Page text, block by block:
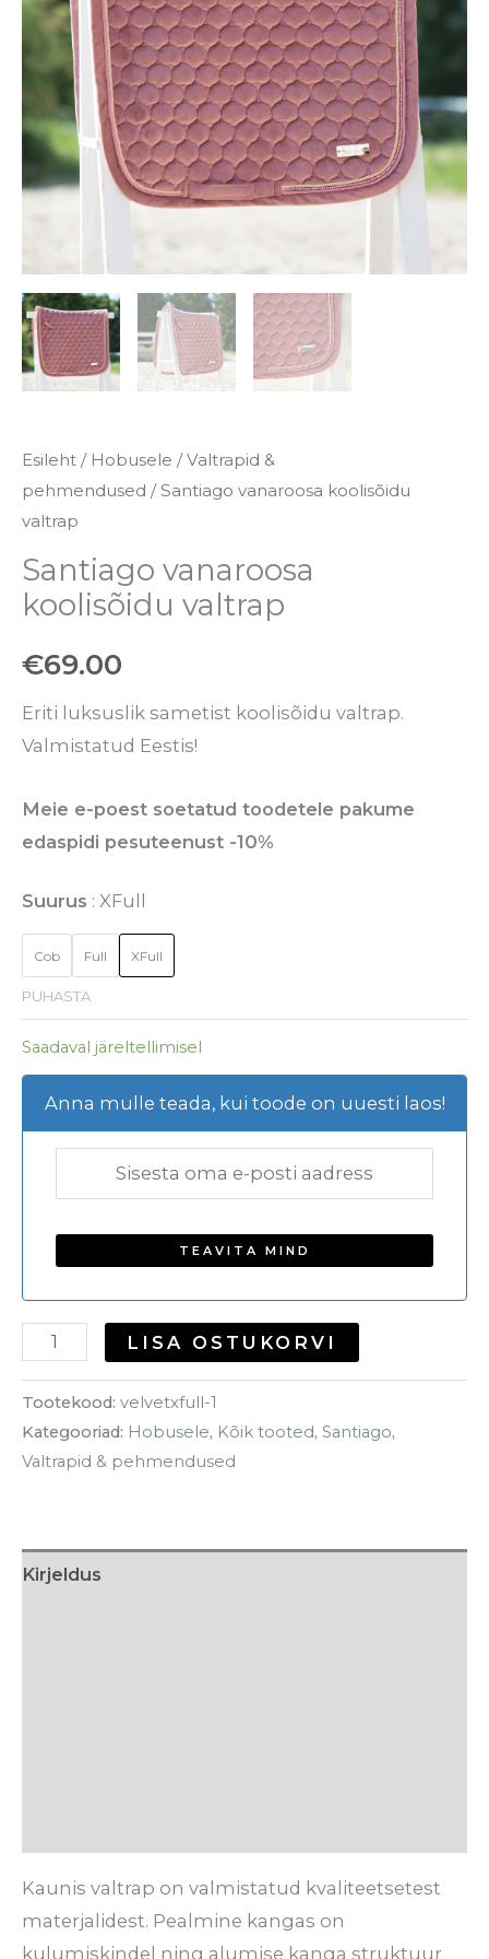
Esileht / Hobusele /Valtrapid &
pehmendused / Santiago vanaroosa koolisõidu
valtrap
Santiago vanaroosa
koolisõidu valtrap
€69.00
Eriti luksuslik sametist koolisõidu valtrap.
Valmistatud Eestis!
Meie e-poest soetatud toodetele pakume
edaspidi pesuteenust -10%
Suurus XFull
Cob Full XFull
PUHASTA
Saadaval järeltellimisel
Anna mulle teada, kui toode on uuesti laos!
LISA OSTUKORVI
Tootekood: velvetxfull-1
Kategooriad: Hobusele, Kõik tooted, Santiago,
Valtrapid & pehmendused
Kirjeldus
Kaunis valtrap on valmistatud kvaliteetsetest
materjalidest. Pealmine kangas on
kulumiskindel ning alumise kanga struktuur